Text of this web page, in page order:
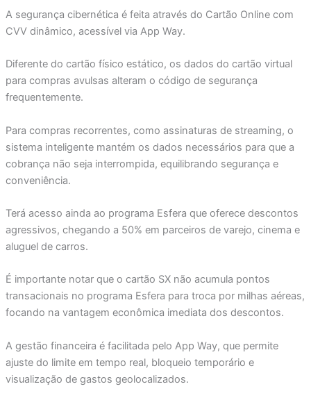
A segurança cibernética é feita através do Cartão Online com
CVV dinâmico, acessível via App Way.
Diferente do cartão físico estático, os dados do cartão virtual
para compras avulsas alteram o código de segurança
frequentemente.
Para compras recorrentes, como assinaturas de streaming, o
sistema inteligente mantém os dados necessários para que a
cobrança não seja interrompida, equilibrando segurança e
conveniência.
Terá acesso ainda ao programa Esfera que oferece descontos
agressivos, chegando a 50% em parceiros de varejo, cinema e
aluguel de carros.
É importante notar que o cartão SX não acumula pontos
transacionais no programa Esfera para troca por milhas aéreas,
focando na vantagem econômica imediata dos descontos.
A gestão financeira é facilitada pelo App Way, que permite
ajuste do limite em tempo real, bloqueio temporário e
visualização de gastos geolocalizados.